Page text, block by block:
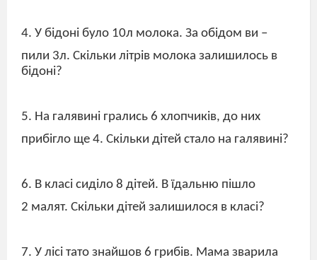
4. У бідоні було 10л молока. За обідом ви –
пили 3л. Скільки літрів молока залишилось в
бідоні?
5. На галявині грались 6 хлопчиків, до них
прибігло ще 4. Скільки дітей стало на галявині?
6. В класі сиділо 8 дітей. В їдальню пішло
2 малят. Скільки дітей залишилося в класі?
7. У лісі тато знайшов 6 грибів. Мама зварила